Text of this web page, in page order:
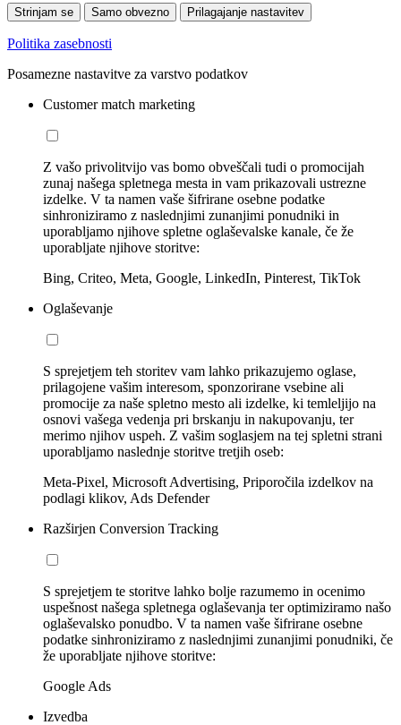
Strinjam se Samo obvezno Prilagajanje nastavitev
Politika zasebnosti
Posamezne nastavitve za varstvo podatkov
Customer match marketing
Z vašo privolitvijo vas bomo obveščali tudi o promocijah
zunaj našega spletnega mesta in vam prikazovali ustrezne
izdelke. V ta namen vaše šifrirane osebne podatke
sinhroniziramo z naslednjimi zunanjimi ponudniki in
uporabljamo njihove spletne oglaševalske kanale, če že
uporabljate njihove storitve:
Bing, Criteo, Meta, Google, LinkedIn, Pinterest, TikTok
Oglaševanje
S sprejetjem teh storitev vam lahko prikazujemo oglase,
prilagojene vašim interesom, sponzorirane vsebine ali
promocije za naše spletno mesto ali izdelke, ki temleljijo na
osnovi vašega vedenja pri brskanju in nakupovanju, ter
merimo njihov uspeh. Z vašim soglasjem na tej spletni strani
uporabljamo naslednje storitve tretjih oseb:
Meta-Pixel, Microsoft Advertising, Priporočila izdelkov na
podlagi klikov, Ads Defender
Razširjen Conversion Tracking
S sprejetjem te storitve lahko bolje razumemo in ocenimo
uspešnost našega spletnega oglaševanja ter optimiziramo našo
oglaševalsko ponudbo. V ta namen vaše šifrirane osebne
podatke sinhroniziramo z naslednjimi zunanjimi ponudniki, če
že uporabljate njihove storitve:
Google Ads
Izvedba